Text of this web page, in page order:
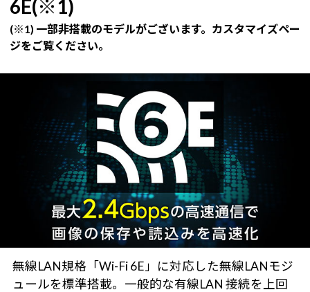
6E(※1)
(※1) 一部非搭載のモデルがございます。カスタマイズペー
ジをご覧ください。
無線LAN規格「Wi-Fi 6E」に対応した無線LANモジ
ュールを標準搭載。一般的な有線LAN 接続を上回